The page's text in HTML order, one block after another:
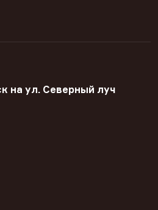
на ул. Северный луч